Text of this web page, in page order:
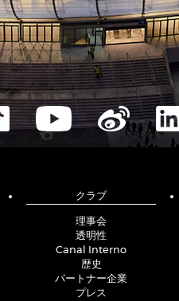
クラブ
理事会
透明性
Canal Interno
歴史
パートナー企業
プレス